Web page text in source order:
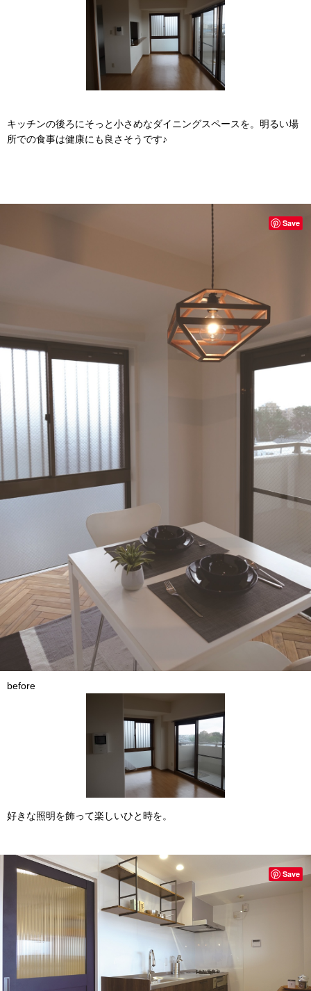
キッチンの後ろにそっと小さめなダイニングスペースを。明るい場
所での食事は健康にも良さそうです♪
before
好きな照明を飾って楽しいひと時を。
Save
Save